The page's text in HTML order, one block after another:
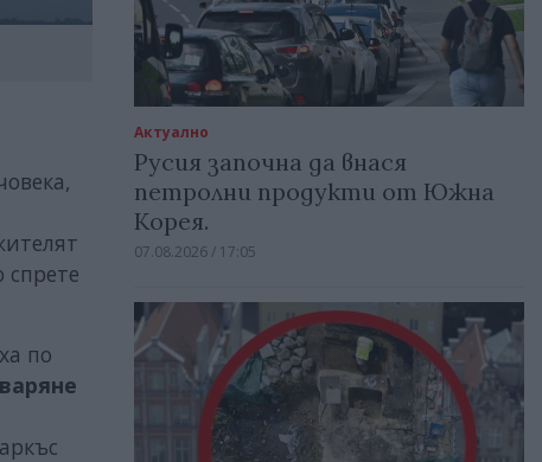
по
Актуално
Русия започна да внася
петролни продукти от Южна
Корея.
07.08.2026 / 17:05